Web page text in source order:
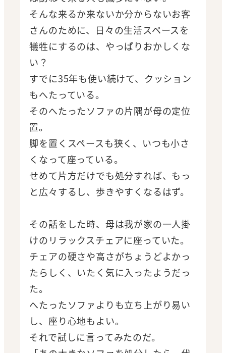
そんな来るか来ないか分からないお客
さんのために、日々の生活スペースを
犠牲にするのは、やっぱりおかしくな
い？
すでに35年も使い続けて、クッション
もへたっている。
そのへたったソファの片隅が母の定位
置。
脚を置くスペースも狭く、いつも小さ
くなって座っている。
せめて片方だけでも処分すれば、もっ
と広々するし、歩きやすくなるはず。
その話をした時、母は我が家の一人掛
けのリラックスチェアに座っていた。
チェアの硬さや高さがちょうどよかっ
たらしく、いたく気に入ったようだっ
た。
へたったソファよりも立ち上がり易い
し、座り心地もよい。
それで試しに言ってみたのだ。